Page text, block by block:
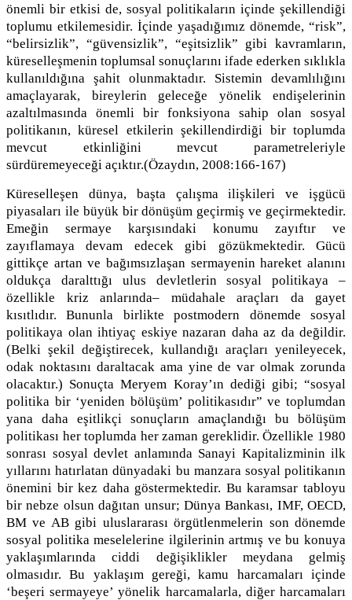
önemli bir etkisi de, sosyal politikaların içinde şekillendiği
toplumu etkilemesidir. İçinde yaşadığımız dönemde, “risk”,
“belirsizlik”, “güvensizlik”, “eşitsizlik” gibi kavramların,
küreselleşmenin toplumsal sonuçlarını ifade ederken sıklıkla
kullanıldığına şahit olunmaktadır. Sistemin devamlılığını
amaçlayarak, bireylerin geleceğe yönelik endişelerinin
azaltılmasında önemli bir fonksiyona sahip olan sosyal
politikanın, küresel etkilerin şekillendirdiği bir toplumda
mevcut etkinliğini mevcut parametreleriyle
sürdüremeyeceği açıktır.(Özaydın, 2008:166-167)
Küreselleşen dünya, başta çalışma ilişkileri ve işgücü
piyasaları ile büyük bir dönüşüm geçirmiş ve geçirmektedir.
Emeğin sermaye karşısındaki konumu zayıftır ve
zayıflamaya devam edecek gibi gözükmektedir. Gücü
gittikçe artan ve bağımsızlaşan sermayenin hareket alanını
oldukça daralttığı ulus devletlerin sosyal politikaya –
özellikle kriz anlarında– müdahale araçları da gayet
kısıtlıdır. Bununla birlikte postmodern dönemde sosyal
politikaya olan ihtiyaç eskiye nazaran daha az da değildir.
(Belki şekil değiştirecek, kullandığı araçları yenileyecek,
odak noktasını daraltacak ama yine de var olmak zorunda
olacaktır.) Sonuçta Meryem Koray’ın dediği gibi; “sosyal
politika bir ‘yeniden bölüşüm’ politikasıdır” ve toplumdan
yana daha eşitlikçi sonuçların amaçlandığı bu bölüşüm
politikası her toplumda her zaman gereklidir. Özellikle 1980
sonrası sosyal devlet anlamında Sanayi Kapitalizminin ilk
yıllarını hatırlatan dünyadaki bu manzara sosyal politikanın
önemini bir kez daha göstermektedir. Bu karamsar tabloyu
bir nebze olsun dağıtan unsur; Dünya Bankası, IMF, OECD,
BM ve AB gibi uluslararası örgütlenmelerin son dönemde
sosyal politika meselelerine ilgilerinin artmış ve bu konuya
yaklaşımlarında ciddi değişiklikler meydana gelmiş
olmasıdır. Bu yaklaşım gereği, kamu harcamaları içinde
‘beşeri sermayeye’ yönelik harcamalarla, diğer harcamaları